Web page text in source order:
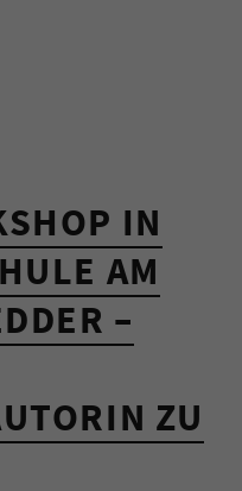
IN
AM
–
ZU